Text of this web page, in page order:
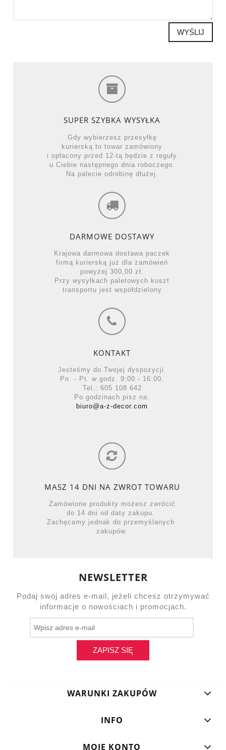
WYŚLIJ
SUPER SZYBKA WYSYŁKA
Gdy wybierzesz przesyłkę
kurierską to towar zamówiony
i opłacony przed 12-tą będzie z reguły
u Ciebie następnego dnia roboczego.
Na palecie odrobinę dłużej.
DARMOWE DOSTAWY
Krajowa darmowa dostawa paczek
firmą kurierską już dla zamówień
powyżej 300,00 zł.
Przy wysyłkach paletowych koszt
transportu jest współdzielony
KONTAKT
Jesteśmy do Twojej dyspozycji
Pn. - Pt. w godz. 9:00 - 16:00.
Tel.: 605 108 642
Po godzinach pisz na:
biuro@a-z-decor.com
MASZ 14 DNI NA ZWROT TOWARU
Zamówione produkty możesz zwrócić
do 14 dni od daty zakupu.
Zachęcamy jednak do przemyślanych
zakupów.
NEWSLETTER
Podaj swój adres e-mail, jeżeli chcesz otrzymywać
informacje o nowościach i promocjach.
ZAPISZ SIĘ
WARUNKI ZAKUPÓW
INFO
MOJE KONTO